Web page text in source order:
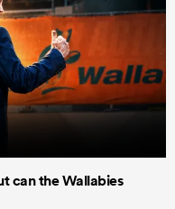
can the Wallabies